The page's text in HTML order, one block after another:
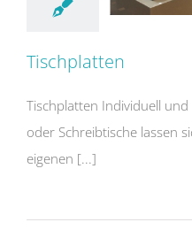
Tischplatten
Tischplatten Individuell und
oder Schreibtische lassen
eigenen [...]